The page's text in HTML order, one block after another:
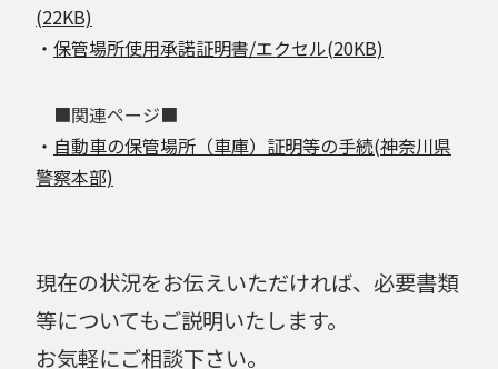
(22KB)
・ 保管場所使用承諾証明書/エクセル(20KB)
■関連ページ■
・ 自動車の保管場所（車庫）証明等の手続(神奈川県
警察本部)
現在の状況をお伝えいただければ、必要書類
等についてもご説明いたします。
お気軽にご相談下さい。